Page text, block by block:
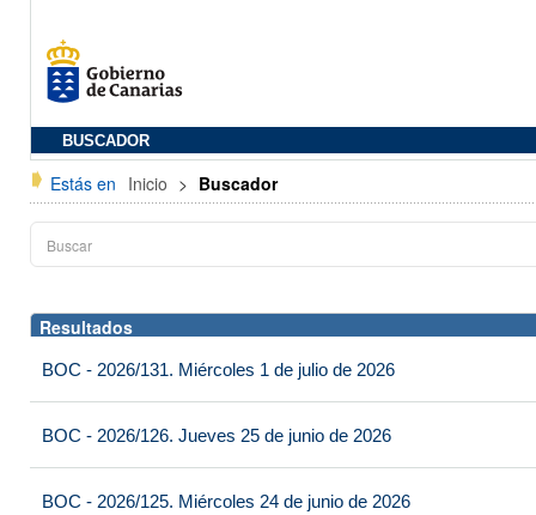
BUSCADOR
Estás en Inicio > Buscador
Resultados
BOC - 2026/131. Miércoles 1 de julio de 2026
BOC - 2026/126. Jueves 25 de junio de 2026
BOC - 2026/125. Miércoles 24 de junio de 2026